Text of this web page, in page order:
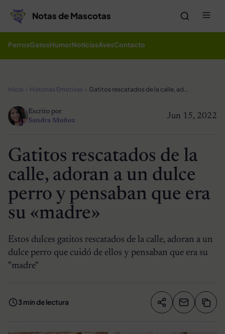
Notas de Mascotas
PerrosGatosHumorNoticiasAvesContacto
Inicio Historias Emotivas Gatitos rescatados de la calle, adoran a un dulce perro y pensaban que era su «madre»
Jun 15, 2022
Escrito por
Sandra Muñoz
Gatitos rescatados de la
calle, adoran a un dulce
perro y pensaban que era
su «madre»
Estos dulces gatitos rescatados de la calle, adoran a un
dulce perro que cuidó de ellos y pensaban que era su
"madre"
3 min de lectura Compartir